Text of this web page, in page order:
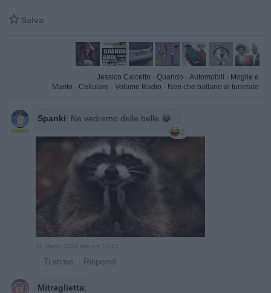
 Salva
Jessico Calcetto · Quando · Automobili · Moglie e
Marito · Cellulare · Volume Radio · Neri che ballano al funerale
Spanki: Ne vedremo delle belle 😂
2
18 Marzo 2024 alle ore 10:52
· Ti stimo · Rispondi
Mitraglietta: